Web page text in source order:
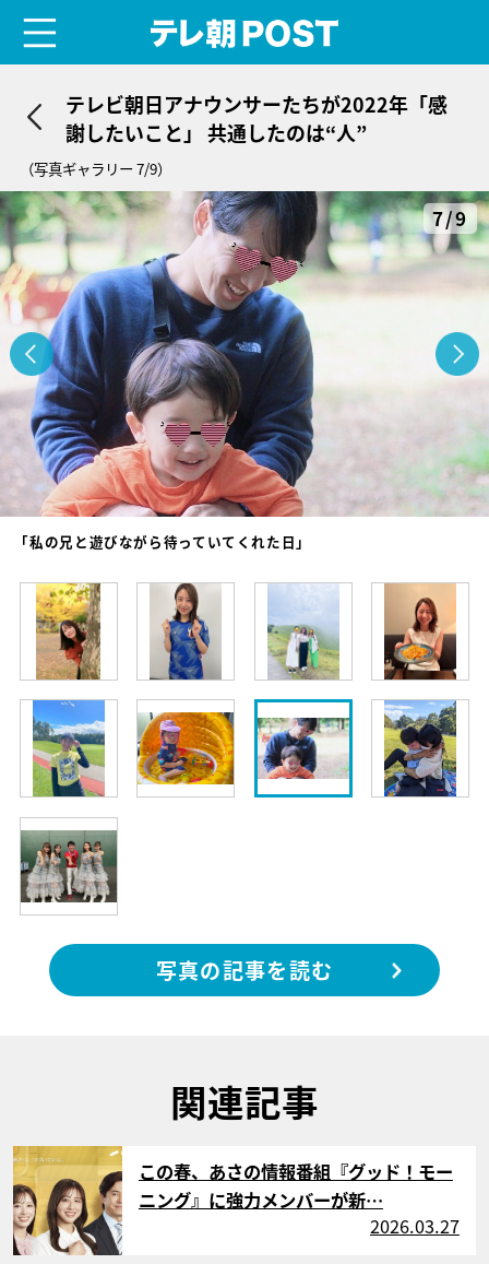
テレビ朝日アナウンサーたちが2022年「感
謝したいこと」 共通したのは“人”
（写真ギャラリー 7/9）
7/9
「私の兄と遊びながら待っていてくれた日」
写真の記事を読む
関連記事
サムネイル
この春、あさの情報番組『グッド！モー
ニング』に強力メンバーが新…
2026.03.27